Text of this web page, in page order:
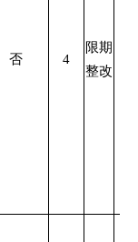
否 4
限期
整改